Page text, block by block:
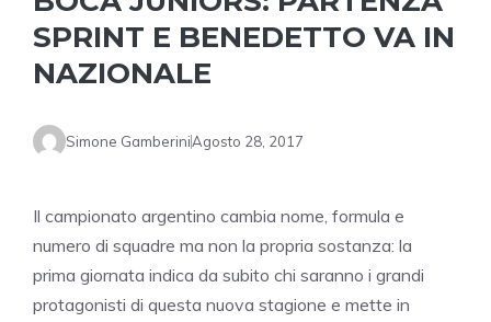
SPRINT E BENEDETTO VA IN
NAZIONALE
Simone GamberiniAgosto 28, 2017
Il campionato argentino cambia nome, formula e
numero di squadre ma non la propria sostanza: la
prima giornata indica da subito chi saranno i grandi
protagonisti di questa nuova stagione e mette in